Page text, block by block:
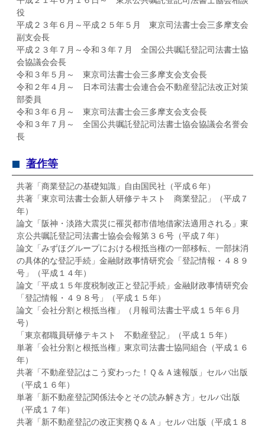
役
平成２３年６月～平成２５年５月 東京司法書士会三多摩支会
副支会長
平成２３年７月～令和３年７月 全国公共嘱託登記司法書士協
会協議会会長
令和３年５月～ 東京司法書士会三多摩支会支会長
令和２年４月～ 日本司法書士会連合会不動産登記法改正対策
部委員
令和３年６月～ 東京司法書士会三多摩支会支会長
令和３年７月～ 全国公共嘱託登記司法書士協会協議会名誉会
長
著作等
共著「商業登記の基礎知識」自由国民社（平成６年）
共著「東京司法書士会新人研修テキスト 商業登記」（平成７
年）
論文「阪神・淡路大震災に罹災都市借地借家法適用される」東
京公共嘱託登記司法書士協会会報第３６号（平成７年）
論文「みずほグループにおける根抵当権の一部移転、一部抹消
の具体的な登記手続」金融財政事情研究会「登記情報・４８９
号」（平成１４年）
論文「平成１５年度税制改正と登記手続」金融財政事情研究会
「登記情報・４９８号」（平成１５年）
論文「会社分割と根抵当権」（月報司法書士平成１５年６月
号）
「東京都職員研修テキスト 不動産登記」（平成１５年）
単著「会社分割と根抵当権」東京司法書士協同組合（平成１６
年）
共著「不動産登記はこう変わった！Ｑ＆Ａ速報版」セルバ出版
（平成１６年）
単著「新不動産登記関係法令とその読み解き方」セルバ出版
（平成１７年）
共著「新不動産登記の改正実務Ｑ＆Ａ」セルバ出版（平成１８